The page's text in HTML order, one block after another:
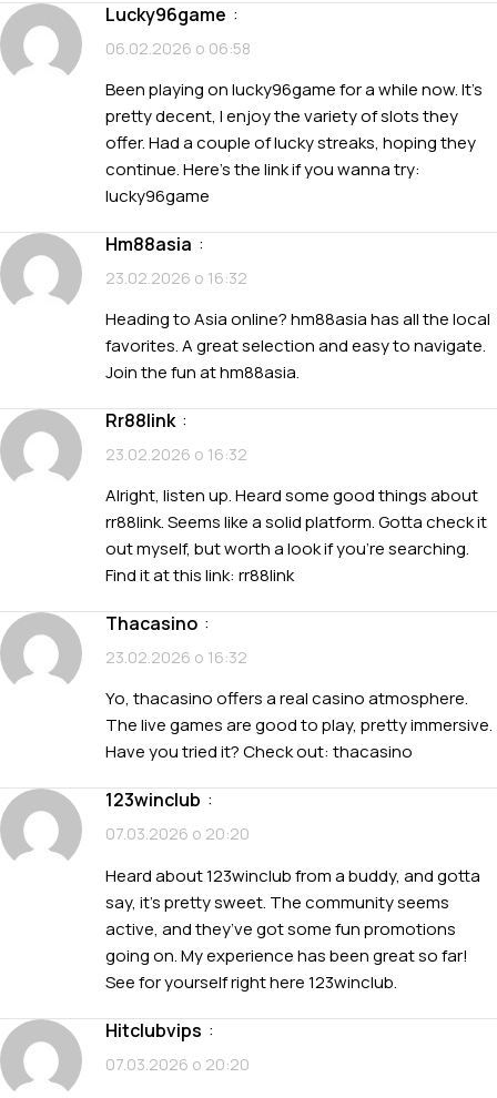
lucky96game :
06.02.2026 о 06:58
Been playing on lucky96game for a while now. It’s
pretty decent, I enjoy the variety of slots they
offer. Had a couple of lucky streaks, hoping they
continue. Here’s the link if you wanna try:
lucky96game
hm88asia :
23.02.2026 о 16:32
Heading to Asia online? hm88asia has all the local
favorites. A great selection and easy to navigate.
Join the fun athm88asia.
rr88link :
23.02.2026 о 16:32
Alright, listen up. Heard some good things about
rr88link. Seems like a solid platform. Gotta check it
out myself, but worth a look if you’re searching.
Find it at this link: rr88link
thacasino :
23.02.2026 о 16:32
Yo, thacasino offers a real casino atmosphere.
The live games are good to play, pretty immersive.
Have you tried it? Check out: thacasino
123winclub :
07.03.2026 о 20:20
Heard about 123winclub from a buddy, and gotta
say, it’s pretty sweet. The community seems
active, and they’ve got some fun promotions
going on. My experience has been great so far!
See for yourself right here123winclub.
hitclubvips :
07.03.2026 о 20:20